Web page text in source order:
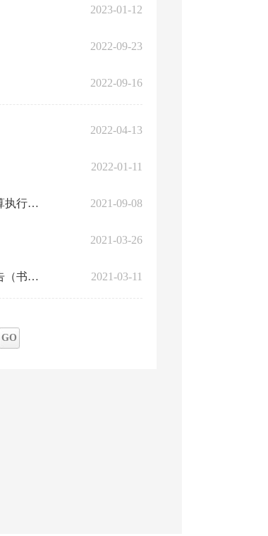
2023-01-12
2022-09-23
2022-09-16
2022-04-13
2022-01-11
攀枝花市仁和区财政局关于仁和区2020年财政决算情况和2021年1至6月预算执行情况的报告 2021-09-08
2021-03-26
关于攀枝花市仁和区2020年财政预算执行情况和2021年财政预算草案的报告（书面） 2021-03-11
GO